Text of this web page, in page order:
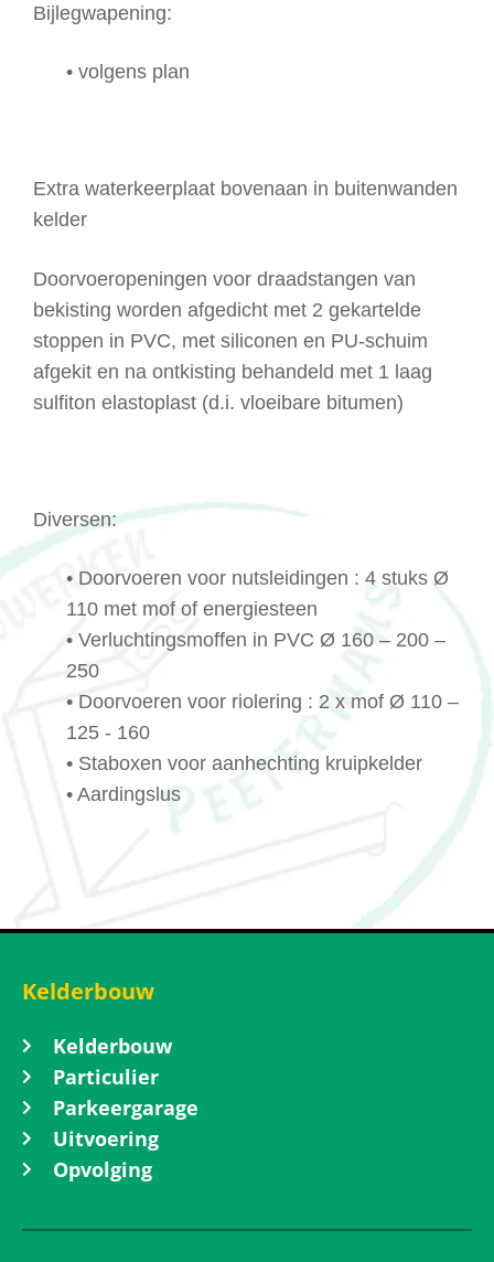
Bijlegwapening:
• volgens plan
Extra waterkeerplaat bovenaan in buitenwanden
kelder
Doorvoeropeningen voor draadstangen van
bekisting worden afgedicht met 2 gekartelde
stoppen in PVC, met siliconen en PU-schuim
afgekit en na ontkisting behandeld met 1 laag
sulfiton elastoplast (d.i. vloeibare bitumen)
Diversen:
• Doorvoeren voor nutsleidingen : 4 stuks Ø
110 met mof of energiesteen
• Verluchtingsmoffen in PVC Ø 160 – 200 –
250
• Doorvoeren voor riolering : 2 x mof Ø 110 –
125 - 160
• Staboxen voor aanhechting kruipkelder
• Aardingslus
Kelderbouw
Kelderbouw
Particulier
Parkeergarage
Uitvoering
Opvolging